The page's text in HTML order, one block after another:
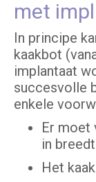
met
In principe
kaakbot
implantaat
succesvolle
enkele
Er moet
in
Het